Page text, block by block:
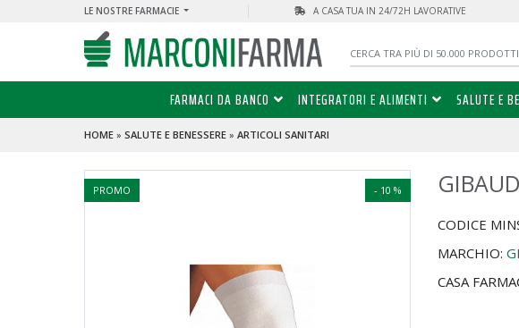
LE NOSTRE FARMACIE A CASA TUA IN 24/72H LAVORATIVE
FARMACI DA BANCO INTEGRATORI E ALIMENTI SALUTE E
HOME» SALUTE E BENESSERE» ARTICOLI SANITARI
- 10 %
PROMO
CODICE
MARCHIO:
CASA